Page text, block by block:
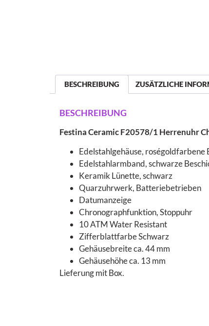
BESCHREIBUNG ZUSÄTZLICHE
BESCHREIBUNG
Festina Ceramic F20578/1 Herrenuhr
Edelstahlgehäuse,
Edelstahlarmband, schwarze
Keramik Lünette, schwarz
Quarzuhrwerk, Batteriebetrieben
Datumanzeige
Chronographfunktion, Stoppuhr
10 ATM Water Resistant
Zifferblattfarbe Schwarz
Gehäusebreite ca. 44 mm
Gehäusehöhe ca. 13 mm
Lieferung mit Box.